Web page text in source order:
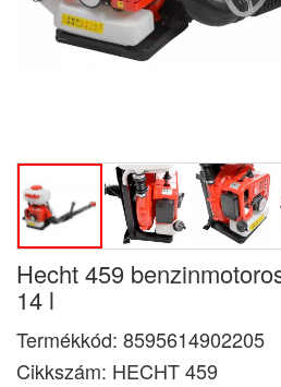
Hecht 459
14 l
Termékkód: 8595614902205
Cikkszám: HECHT 459